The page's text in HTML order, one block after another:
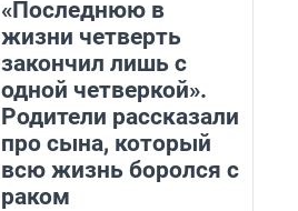
«Последнюю в
жизни четверть
закончил лишь с
одной четверкой».
Родители рассказали
про сына, который
всю жизнь боролся с
раком